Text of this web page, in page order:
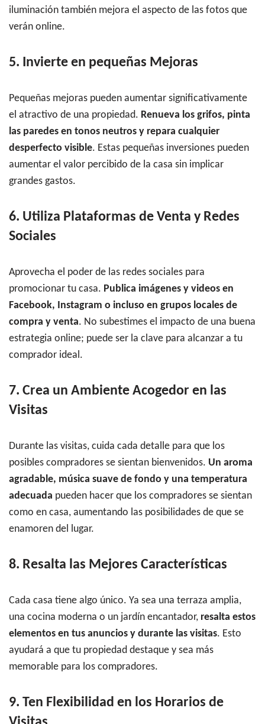
iluminación también mejora el aspecto de las fotos que
verán online.
5. Invierte en pequeñas Mejoras
Pequeñas mejoras pueden aumentar significativamente
el atractivo de una propiedad. Renueva los grifos, pinta
las paredes en tonos neutros y repara cualquier
desperfecto visible. Estas pequeñas inversiones pueden
aumentar el valor percibido de la casa sin implicar
grandes gastos.
6. Utiliza Plataformas de Venta y Redes
Sociales
Aprovecha el poder de las redes sociales para
promocionar tu casa. Publica imágenes y videos en
Facebook, Instagram o incluso en grupos locales de
compra y venta. No subestimes el impacto de una buena
estrategia online; puede ser la clave para alcanzar a tu
comprador ideal.
7. Crea un Ambiente Acogedor en las
Visitas
Durante las visitas, cuida cada detalle para que los
posibles compradores se sientan bienvenidos. Un aroma
agradable, música suave de fondo y una temperatura
adecuada pueden hacer que los compradores se sientan
como en casa, aumentando las posibilidades de que se
enamoren del lugar.
8. Resalta las Mejores Características
Cada casa tiene algo único. Ya sea una terraza amplia,
una cocina moderna o un jardín encantador, resalta estos
elementos en tus anuncios y durante las visitas. Esto
ayudará a que tu propiedad destaque y sea más
memorable para los compradores.
9. Ten Flexibilidad en los Horarios de